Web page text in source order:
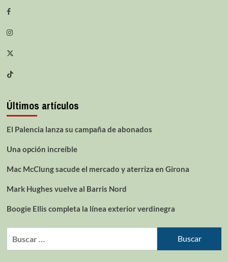
Últimos artículos
El Palencia lanza su campaña de abonados
Una opción increíble
Mac McClung sacude el mercado y aterriza en Girona
Mark Hughes vuelve al Barris Nord
Boogie Ellis completa la línea exterior verdinegra